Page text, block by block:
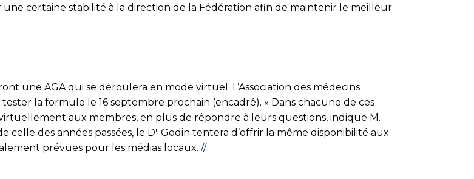
une certaine stabilité à la direction de la Fédération afin de maintenir le meilleur
une AGA qui se déroulera en mode virtuel. L’Association des médecins
la formule le 16 septembre prochain (encadré). « Dans chacune de ces
virtuellement aux membres, en plus de répondre à leurs questions, indique M.
celle des années passées, le Dr Godin tentera d’offrir la même disponibilité aux
prévues pour les médias locaux. //